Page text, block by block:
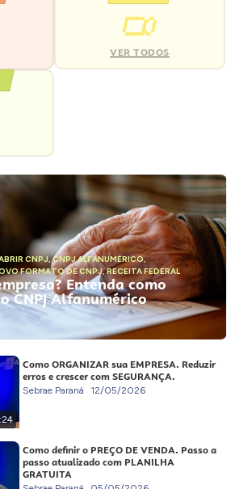
VER TODOS
CNPJ,CNPJ ALFANUMÉRICO,
FORMATO DE CNPJ,RECEITA FEDERAL
Entenda como
CNPJ Alfanumérico
Como ORGANIZAR sua EMPRESA. Reduzir
erros e crescer com SEGURANÇA.
Sebrae Paraná 12/05/2026
Como definir o PREÇO DE VENDA. Passo a
passo atualizado com PLANILHA
GRATUITA